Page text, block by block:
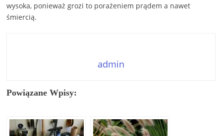
wysoka, ponieważ grozi to porażeniem prądem a nawet
śmiercią.
admin
Powiązane Wpisy: